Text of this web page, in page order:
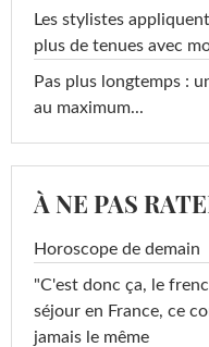
Les stylistes
plus de tenues avec
Pas plus longtemps :
au maximum...
À NE PAS
Horoscope de demain
"C'est donc ça, le
séjour en France, ce
jamais le même